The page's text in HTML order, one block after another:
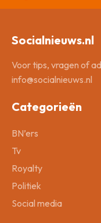
Socialnieuws.nl
Voor tips, vragen of
info@socialnieuws.nl
Categorieën
BN’ers
Tv
Royalty
Politiek
Social media